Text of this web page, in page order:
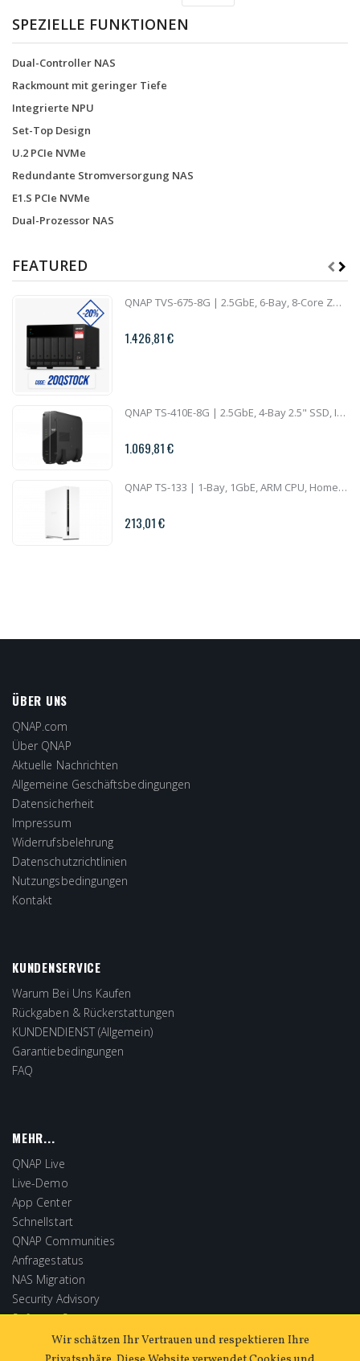
SPEZIELLE FUNKTIONEN
Dual-Controller NAS
Rackmount mit geringer Tiefe
Integrierte NPU
Set-Top Design
U.2 PCIe NVMe
Redundante Stromversorgung NAS
E1.S PCIe NVMe
Dual-Prozessor NAS
FEATURED
QNAP TVS-675-8G | 2.5GbE, 6-Bay, 8-Core ZhaoXin CPU, 8GB RAM, M.2 Slots, PCIe Slots, SMB NAS
1.426,81 €
QNAP TS-410E-8G | 2.5GbE, 4-Bay 2.5" SSD, Intel CPU, 8GB RAM, Silent NAS
1.069,81 €
QNAP TS-133 | 1-Bay, 1GbE, ARM CPU, Home NAS
213,01 €
ÜBER UNS
QNAP.com
Über QNAP
Aktuelle Nachrichten
Allgemeine Geschäftsbedingungen
Datensicherheit
Impressum
Widerrufsbelehrung
Datenschutzrichtlinien
Nutzungsbedingungen
Kontakt
KUNDENSERVICE
Warum Bei Uns Kaufen
Rückgaben & Rückerstattungen
KUNDENDIENST (Allgemein)
Garantiebedingungen
FAQ
MEHR...
QNAP Live
Live-Demo
App Center
Schnellstart
QNAP Communities
Anfragestatus
NAS Migration
Security Advisory
Software Store
Extended Warranty
Wir schätzen Ihr Vertrauen und respektieren Ihre